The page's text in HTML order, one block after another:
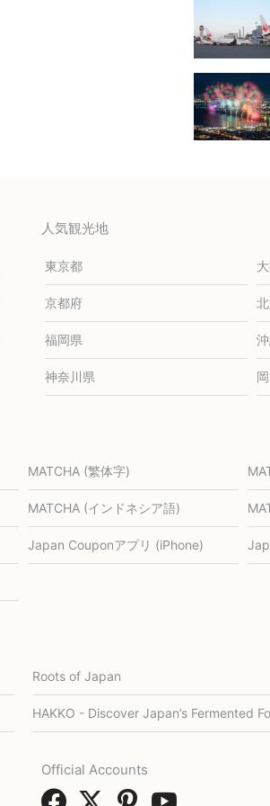
人気観光地
東京都
京都府
福岡県
神奈川県
MATCHA (繁体字)
MATCHA (インドネシア語)
Japan Couponアプリ (iPhone)
Roots of Japan
HAKKO - Discover Japan’s Fermented
Official Accounts